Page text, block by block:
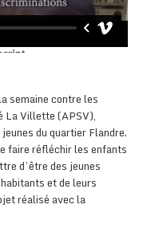
semaine contre les
La Villette (APSV),
du quartier Flandre.
faire réfléchir les enfants
d’être des jeunes
et de leurs
réalisé avec la